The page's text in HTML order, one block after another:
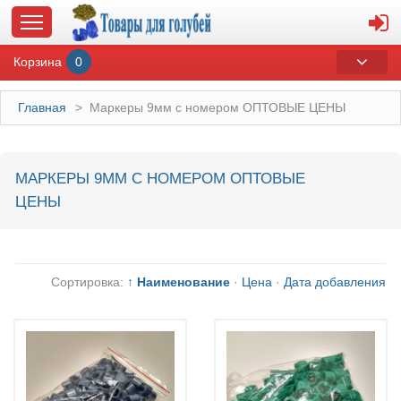
О МАГАЗИНЕ
КОНТАКТЫ
КАТАЛОГ
СУВЕНИРЫ С ГОЛУБЯМИ
Корзина 0
Главная > Маркеры 9мм с номером ОПТОВЫЕ ЦЕНЫ
МАРКЕРЫ 9ММ С НОМЕРОМ ОПТОВЫЕ
ЦЕНЫ
Сортировка: ↑ Наименование · Цена · Дата добавления